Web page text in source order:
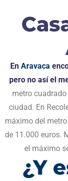
En Aravaca
pero no así el
metro
ciudad. En
máximo del
de 11.000 euros.
el máximo
¿Y